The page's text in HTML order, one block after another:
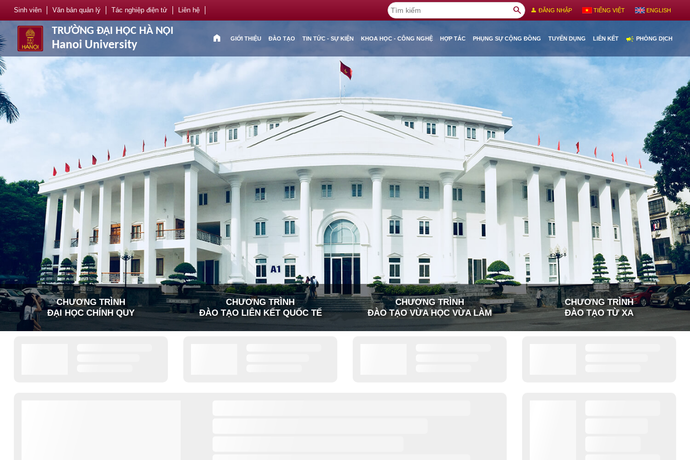
Sinh viên Văn bản quản lý Tác nghiệp điện tử Liên hệ search person ĐĂNG NHẬP TIẾNG VIỆT ENGLISH
TRƯỜNG ĐẠI HỌC HÀ NỘI
Hanoi University
home GIỚI THIỆU ĐÀO TẠO TIN TỨC - SỰ KIỆN KHOA HỌC - CÔNG NGHỆ HỢP TÁC PHỤNG SỰ CỘNG ĐỒNG TUYỂN DỤNG LIÊN KẾT campaign PHÒNG DỊCH
CHƯƠNG TRÌNH
ĐẠI HỌC CHÍNH QUY
CHƯƠNG TRÌNH
ĐÀO TẠO LIÊN KẾT QUỐC TẾ
CHƯƠNG TRÌNH
ĐÀO TẠO VỪA HỌC VỪA LÀM
CHƯƠNG TRÌNH
ĐÀO TẠO TỪ XA